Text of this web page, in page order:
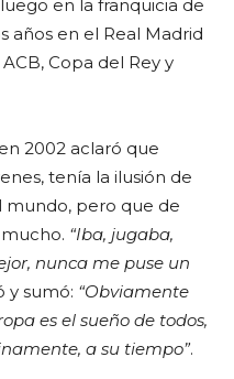
en la franquicia de
años en el Real Madrid
Copa del Rey y
2002 aclaró que
tenía la ilusión de
mundo, pero que de
“Iba, jugaba,
nunca me puse un
y sumó: “Obviamente
es el sueño de todos,
a su tiempo”.